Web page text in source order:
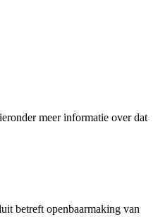
meer informatie over dat
betreft openbaarmaking van